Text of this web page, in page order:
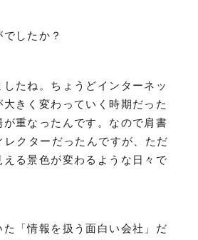
したか？
たね。ちょうどインターネッ
大きく変わっていく時期だった
が重なったんです。なので肩書
レクターだったんですが、ただ
る景色が変わるような日々で
「情報を扱う面白い会社」だ